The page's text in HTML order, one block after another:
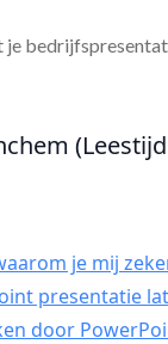
je
je mij
presentatie
door